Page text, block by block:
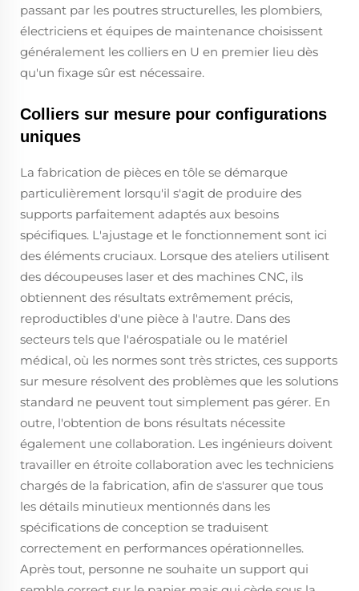
passant par les poutres structurelles, les plombiers,
électriciens et équipes de maintenance choisissent
généralement les colliers en U en premier lieu dès
qu'un fixage sûr est nécessaire.
Colliers sur mesure pour configurations
uniques
La fabrication de pièces en tôle se démarque
particulièrement lorsqu'il s'agit de produire des
supports parfaitement adaptés aux besoins
spécifiques. L'ajustage et le fonctionnement sont ici
des éléments cruciaux. Lorsque des ateliers utilisent
des découpeuses laser et des machines CNC, ils
obtiennent des résultats extrêmement précis,
reproductibles d'une pièce à l'autre. Dans des
secteurs tels que l'aérospatiale ou le matériel
médical, où les normes sont très strictes, ces supports
sur mesure résolvent des problèmes que les solutions
standard ne peuvent tout simplement pas gérer. En
outre, l'obtention de bons résultats nécessite
également une collaboration. Les ingénieurs doivent
travailler en étroite collaboration avec les techniciens
chargés de la fabrication, afin de s'assurer que tous
les détails minutieux mentionnés dans les
spécifications de conception se traduisent
correctement en performances opérationnelles.
Après tout, personne ne souhaite un support qui